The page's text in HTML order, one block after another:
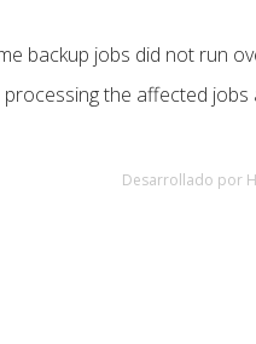
backup jobs did not run
the affected
Desarrollado por